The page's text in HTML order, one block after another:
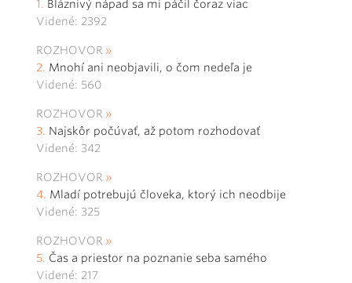
Bláznivý nápad sa mi páčil čoraz viac
Videné: 2392
ROZHOVOR
Mnohí ani neobjavili, o čom nedeľa je
Videné: 560
ROZHOVOR
Najskôr počúvať, až potom rozhodovať
Videné: 342
ROZHOVOR
Mladí potrebujú človeka, ktorý ich neodbije
Videné: 325
ROZHOVOR
Čas a priestor na poznanie seba samého
Videné: 217